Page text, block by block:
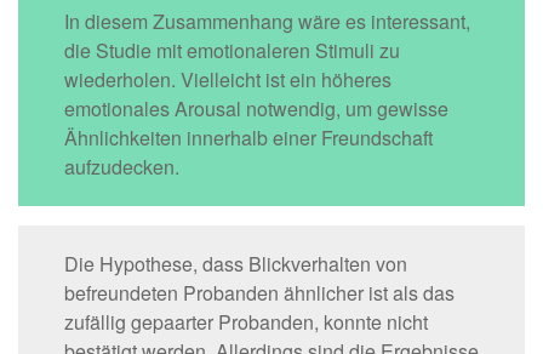
In diesem Zusammenhang wäre es interessant,
die Studie mit emotionaleren Stimuli zu
wiederholen. Vielleicht ist ein höheres
emotionales Arousal notwendig, um gewisse
Ähnlichkeiten innerhalb einer Freundschaft
aufzudecken.
Die Hypothese, dass Blickverhalten von
befreundeten Probanden ähnlicher ist als das
zufällig gepaarter Probanden, konnte nicht